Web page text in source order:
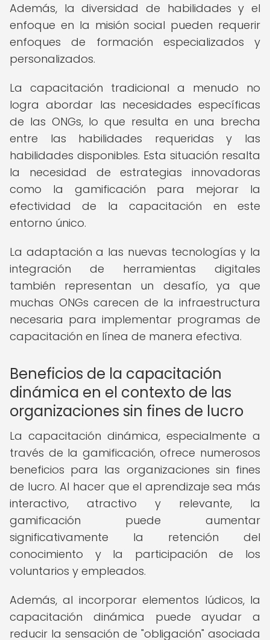
Además, la diversidad de habilidades y el
enfoque en la misión social pueden requerir
enfoques de formación especializados y
personalizados.
La capacitación tradicional a menudo no
logra abordar las necesidades específicas
de las ONGs, lo que resulta en una brecha
entre las habilidades requeridas y las
habilidades disponibles. Esta situación resalta
la necesidad de estrategias innovadoras
como la gamificación para mejorar la
efectividad de la capacitación en este
entorno único.
La adaptación a las nuevas tecnologías y la
integración de herramientas digitales
también representan un desafío, ya que
muchas ONGs carecen de la infraestructura
necesaria para implementar programas de
capacitación en línea de manera efectiva.
Beneficios de la capacitación
dinámica en el contexto de las
organizaciones sin fines de lucro
La capacitación dinámica, especialmente a
través de la gamificación, ofrece numerosos
beneficios para las organizaciones sin fines
de lucro. Al hacer que el aprendizaje sea más
interactivo, atractivo y relevante, la
gamificación puede aumentar
significativamente la retención del
conocimiento y la participación de los
voluntarios y empleados.
Además, al incorporar elementos lúdicos, la
capacitación dinámica puede ayudar a
reducir la sensación de "obligación" asociada